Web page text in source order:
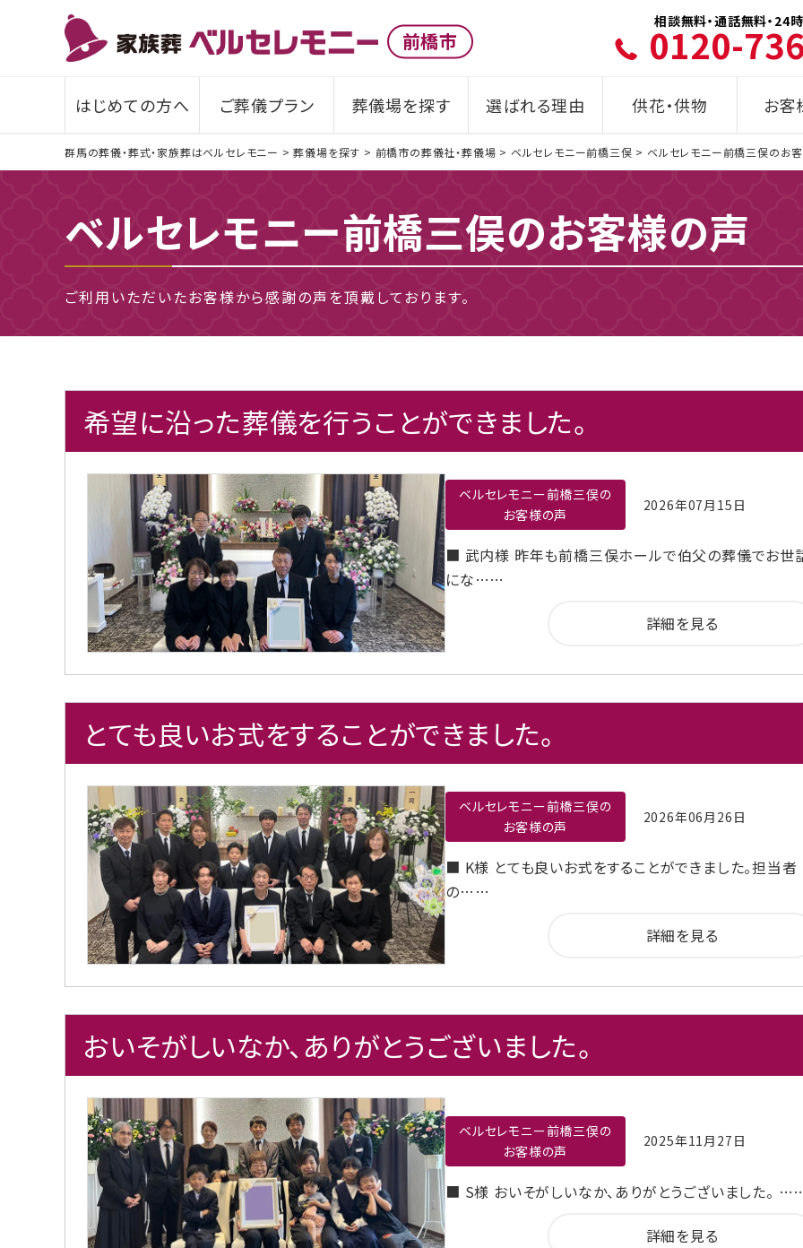
前橋市
相談無料・通話無料・24
0120-
はじめての方へ ご葬儀プラン 葬儀場を探す 選ばれる理由 供花・供物 お客
群馬の葬儀・葬式・家族葬はベルセレモニー >葬儀場を探す > 前橋市の葬儀社・葬儀場 > ベルセレモニー前橋三俣 > ベルセレモニー前橋三俣のお
ベルセレモニー前橋三俣のお客様の声
ご利用いただいたお客様から感謝の声を頂戴しております。
希望に沿った葬儀を行うことができました。
ベルセレモニー前橋三俣の
お客様の声
2026年07月15日
■ 武内様 昨年も前橋三俣ホールで伯父の葬儀でお世
にな……
詳細を見る
とても良いお式をすることができました。
ベルセレモニー前橋三俣の
お客様の声
2026年06月26日
■ K様 とても良いお式をすることができました。担当者
の……
詳細を見る
おいそがしいなか、ありがとうございました。
ベルセレモニー前橋三俣の
お客様の声
2025年11月27日
■ S様 おいそがしいなか、ありがとうございました。
詳細を見る